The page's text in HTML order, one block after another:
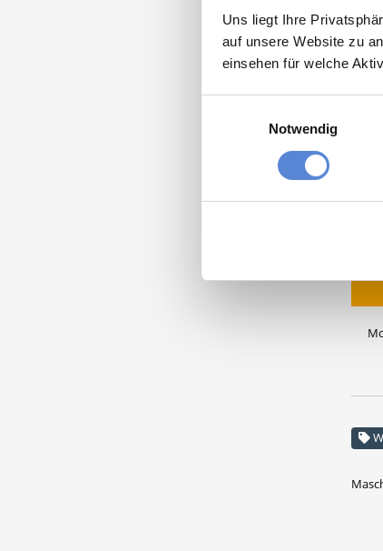
Uns liegt Ihre
auf unsere Website zu
einsehen für welche
Notwendig
Jetzt